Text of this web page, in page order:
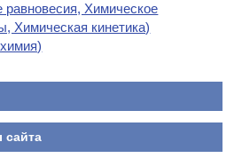
равновесия, Химическое
Химическая кинетика)